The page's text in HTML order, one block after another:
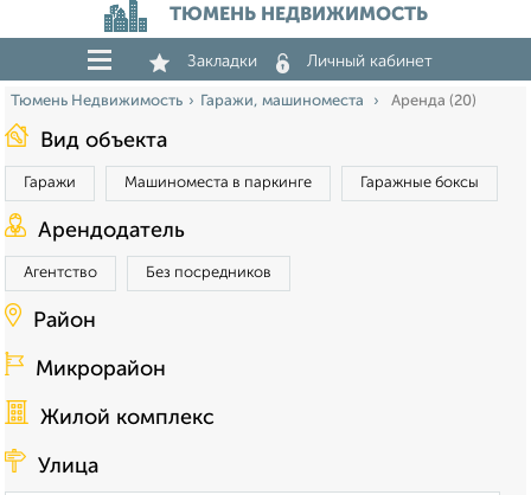
ТЮМЕНЬ НЕДВИЖИМОСТЬ
Закладки Личный кабинет
Тюмень Недвижимость Гаражи, машиноместа Аренда (20)
Вид объекта
Гаражи Машиноместа в паркинге Гаражные боксы
Арендодатель
Агентство Без посредников
Район
Микрорайон
Жилой комплекс
Улица